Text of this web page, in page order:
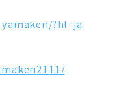
?hl=ja